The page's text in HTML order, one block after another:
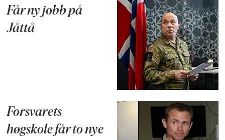
Får ny jobb på
Jåttå
Forsvarets
høgskole får to nye